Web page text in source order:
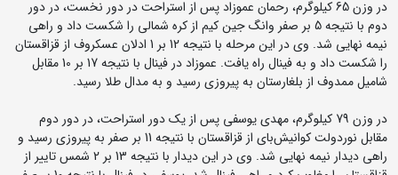
در وزن 65 کیلوگرم، رحمان عموزاد پس از استراحت در دور نخست، در دور
دوم با نتیجه 5 بر صفر وانگ جین کیم از کره شمالی را شکست داد و راهی
نیمه نهایی شد. وی در این مرحله با نتیجه 12 بر 1 ادلان عسکروف از قزاقستان
را شکست داد و به فینال راه یافت. عموزاد در فینال با نتیجه 17 بر 10 مقابل
شامیل ممدوف از بلغارستان به پیروزی رسید و به مدال طلا رسید.
در وزن 79 کیلوگرم، مهدی یوسفی پس از یک دور استراحت، در دور دوم
مقابل نوردولت کوانیش‌بای از قزاقستان با نتیجه 11 بر صفر به پیروزی رسید و
راهی دیدار نیمه نهایی شد. وی در این دیدار با نتیجه 13 بر 2 شمس تاییر از